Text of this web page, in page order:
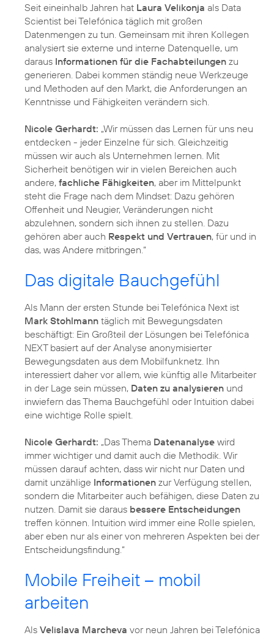
Seit eineinhalb Jahren hat Laura Velikonja als Data
Scientist bei Telefónica täglich mit großen
Datenmengen zu tun. Gemeinsam mit ihren Kollegen
analysiert sie externe und interne Datenquelle, um
daraus Informationen für die Fachabteilungen zu
generieren. Dabei kommen ständig neue Werkzeuge
und Methoden auf den Markt, die Anforderungen an
Kenntnisse und Fähigkeiten verändern sich.
Nicole Gerhardt: „Wir müssen das Lernen für uns neu
entdecken - jeder Einzelne für sich. Gleichzeitig
müssen wir auch als Unternehmen lernen. Mit
Sicherheit benötigen wir in vielen Bereichen auch
andere, fachliche Fähigkeiten, aber im Mittelpunkt
steht die Frage nach dem Mindset: Dazu gehören
Offenheit und Neugier, Veränderungen nicht
abzulehnen, sondern sich ihnen zu stellen. Dazu
gehören aber auch Respekt und Vertrauen, für und in
das, was Andere mitbringen.“
Das digitale Bauchgefühl
Als Mann der ersten Stunde bei Telefónica Next ist
Mark Stohlmann täglich mit Bewegungsdaten
beschäftigt: Ein Großteil der Lösungen bei Telefónica
NEXT basiert auf der Analyse anonymisierter
Bewegungsdaten aus dem Mobilfunknetz. Ihn
interessiert daher vor allem, wie künftig alle Mitarbeiter
in der Lage sein müssen, Daten zu analysieren und
inwiefern das Thema Bauchgefühl oder Intuition dabei
eine wichtige Rolle spielt.
Nicole Gerhardt: „Das Thema Datenanalyse wird
immer wichtiger und damit auch die Methodik. Wir
müssen darauf achten, dass wir nicht nur Daten und
damit unzählige Informationen zur Verfügung stellen,
sondern die Mitarbeiter auch befähigen, diese Daten zu
nutzen. Damit sie daraus bessere Entscheidungen
treffen können. Intuition wird immer eine Rolle spielen,
aber eben nur als einer von mehreren Aspekten bei der
Entscheidungsfindung.“
Mobile Freiheit – mobil
arbeiten
Als Velislava Marcheva vor neun Jahren bei Telefónica